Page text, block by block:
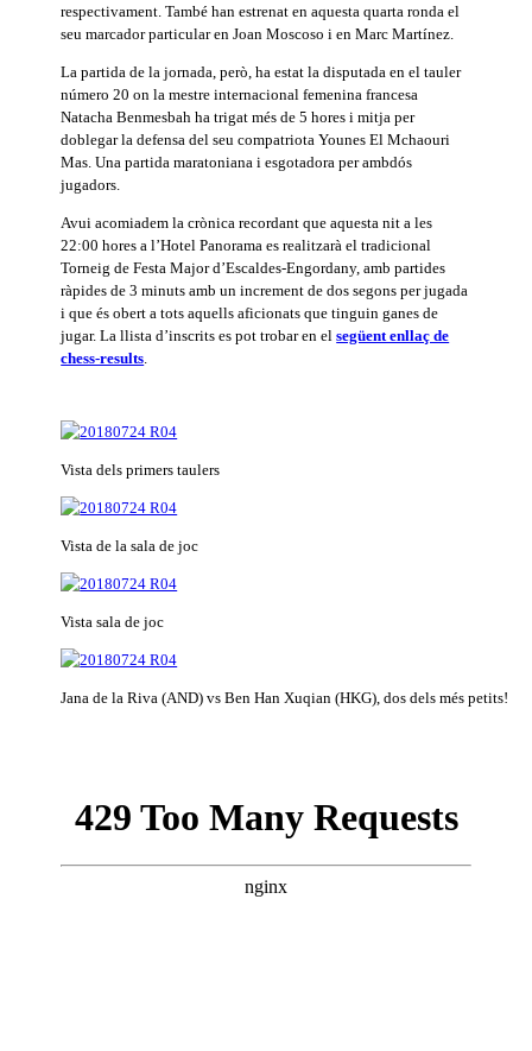
respectivament. També han estrenat en aquesta quarta ronda el
seu marcador particular en Joan Moscoso i en Marc Martínez.
La partida de la jornada, però, ha estat la disputada en el tauler
número 20 on la mestre internacional femenina francesa
Natacha Benmesbah ha trigat més de 5 hores i mitja per
doblegar la defensa del seu compatriota Younes El Mchaouri
Mas. Una partida maratoniana i esgotadora per ambdós
jugadors.
Avui acomiadem la crònica recordant que aquesta nit a les
22:00 hores a l’Hotel Panorama es realitzarà el tradicional
Torneig de Festa Major d’Escaldes-Engordany, amb partides
ràpides de 3 minuts amb un increment de dos segons per jugada
i que és obert a tots aquells aficionats que tinguin ganes de
jugar. La llista d’inscrits es pot trobar en elsegüent enllaç de
chess-results
Vista dels primers taulers
Vista de la sala de joc
Vista sala de joc
Jana de la Riva (AND) vs Ben Han Xuqian (HKG), dos dels més petits!